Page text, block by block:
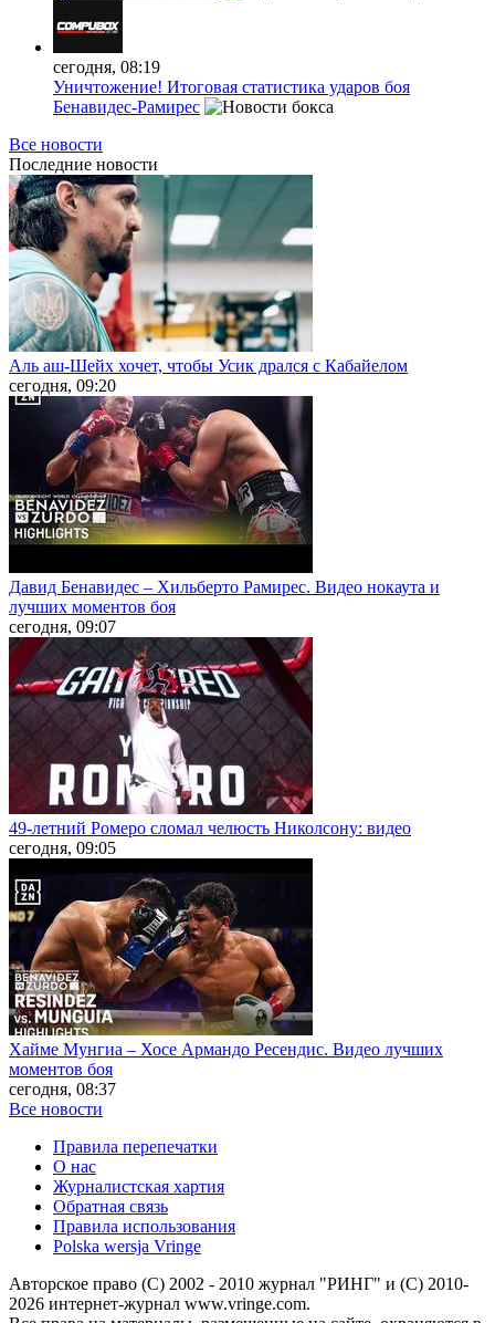
сегодня, 08:19
Уничтожение! Итоговая статистика ударов боя
Бенавидес-Рамирес
Все новости
Последние новости
Аль аш-Шейх хочет, чтобы Усик дрался с Кабайелом
сегодня, 09:20
Давид Бенавидес – Хильберто Рамирес. Видео нокаута и
лучших моментов боя
сегодня, 09:07
49-летний Ромеро сломал челюсть Николсону: видео
сегодня, 09:05
Хайме Мунгиа – Хосе Армандо Ресендис. Видео лучших
моментов боя
сегодня, 08:37
Все новости
Правила перепечатки
О нас
Журналистская хартия
Обратная связь
Правила использования
Polska wersja Vringe
Авторское право (С) 2002 - 2010 журнал "РИНГ" и (С) 2010-
2026 интернет-журнал www.vringe.com.